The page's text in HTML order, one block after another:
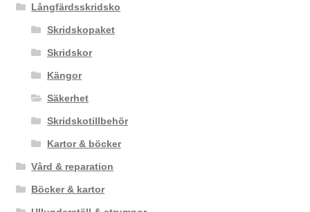
Långfärdsskridsko
Skridskopaket
Skridskor
Kängor
Säkerhet
Skridskotillbehör
Kartor & böcker
Vård & reparation
Böcker & kartor